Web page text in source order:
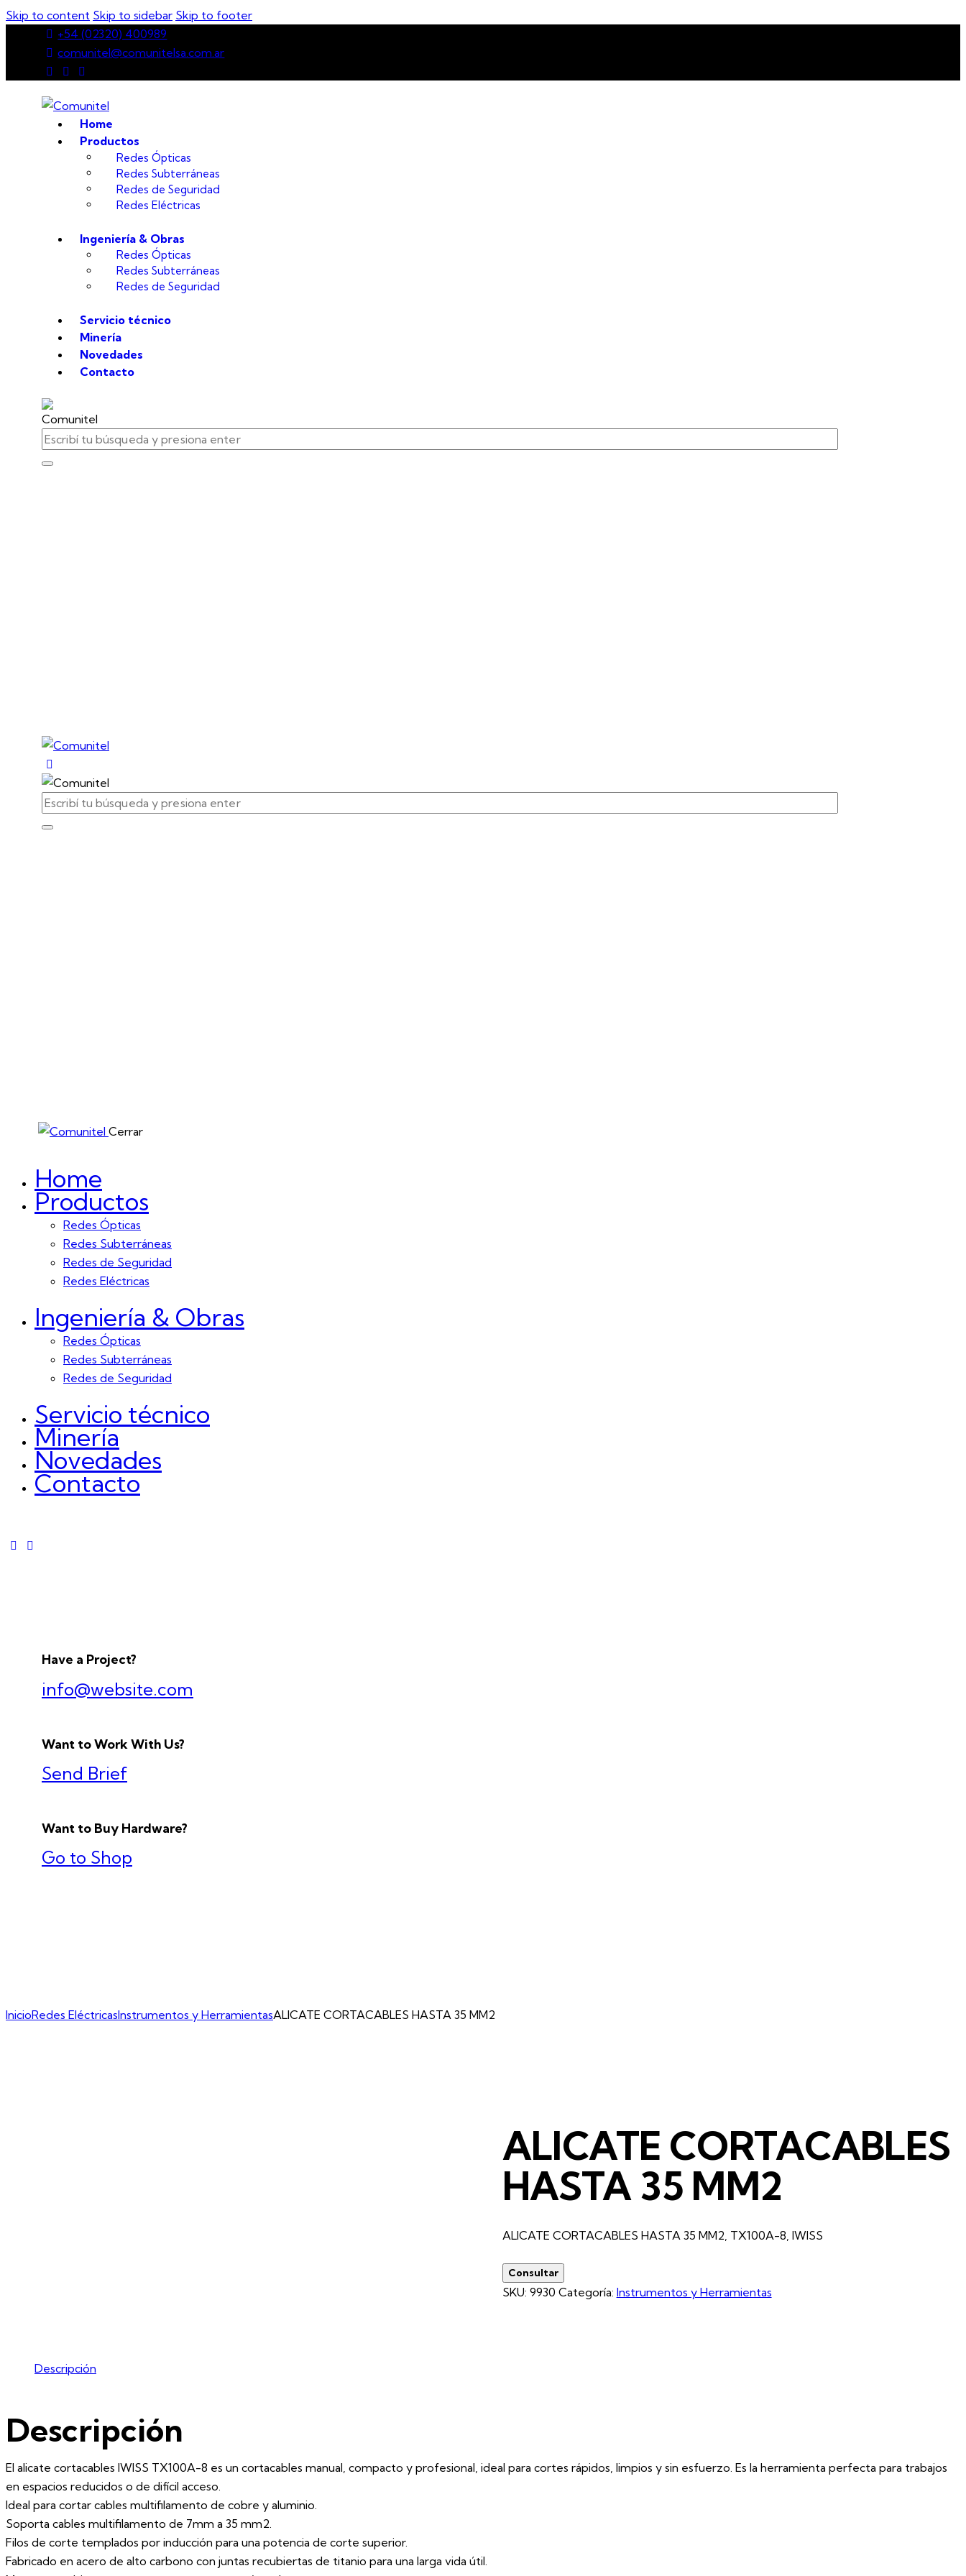
Skip to content Skip to sidebar Skip to footer
+54 (02320) 400989
comunitel@comunitelsa.com.ar
Home
Productos
Redes Ópticas
Redes Subterráneas
Redes de Seguridad
Redes Eléctricas
Ingeniería & Obras
Redes Ópticas
Redes Subterráneas
Redes de Seguridad
Servicio técnico
Minería
Novedades
Contacto
Cerrar
Home
Productos
Redes Ópticas
Redes Subterráneas
Redes de Seguridad
Redes Eléctricas
Ingeniería & Obras
Redes Ópticas
Redes Subterráneas
Redes de Seguridad
Servicio técnico
Minería
Novedades
Contacto
Have a Project?
info@website.com
Want to Work With Us?
Send Brief
Want to Buy Hardware?
Go to Shop
InicioRedes EléctricasInstrumentos y HerramientasALICATE CORTACABLES HASTA 35 MM2
ALICATE CORTACABLES
HASTA 35 MM2
ALICATE CORTACABLES HASTA 35 MM2, TX100A-8, IWISS
Consultar
SKU: 9930 Categoría: Instrumentos y Herramientas
Descripción
Descripción
El alicate cortacables IWISS TX100A-8 es un cortacables manual, compacto y profesional, ideal para cortes rápidos, limpios y sin esfuerzo. Es la herramienta perfecta para trabajos
en espacios reducidos o de difícil acceso.
Ideal para cortar cables multifilamento de cobre y aluminio.
Soporta cables multifilamento de 7mm a 35 mm2.
Filos de corte templados por inducción para una potencia de corte superior.
Fabricado en acero de alto carbono con juntas recubiertas de titanio para una larga vida útil.